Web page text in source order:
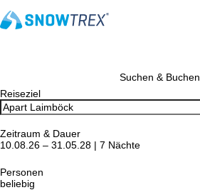
Suchen & Buchen
Reiseziel
Zeitraum & Dauer
10.08.26 – 31.05.28 | 7 Nächte
Personen
beliebig